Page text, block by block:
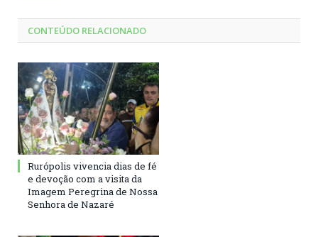
CONTEÚDO RELACIONADO
Rurópolis vivencia dias de fé
e devoção com a visita da
Imagem Peregrina de Nossa
Senhora de Nazaré